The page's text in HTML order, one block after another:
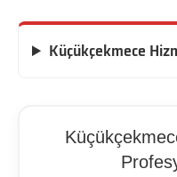
Küçükçekmece